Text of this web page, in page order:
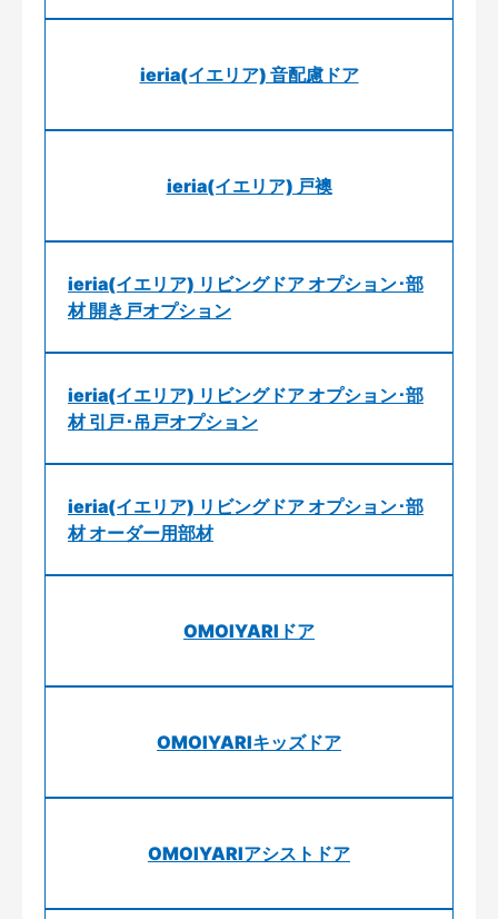
ieria(イエリア) 音配慮ドア
ieria(イエリア) 戸襖
ieria(イエリア) リビングドア オプション･部
材 開き戸オプション
ieria(イエリア) リビングドア オプション･部
材 引戸･吊戸オプション
ieria(イエリア) リビングドア オプション･部
材 オーダー用部材
OMOIYARIドア
OMOIYARIキッズドア
OMOIYARIアシストドア